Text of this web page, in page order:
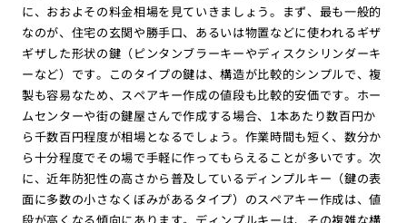
に、おおよその料金相場を見ていきましょう。まず、最も一般的
なのが、住宅の玄関や勝手口、あるいは物置などに使われるギザ
ギザした形状の鍵（ピンタンブラーキーやディスクシリンダーキ
ーなど）です。このタイプの鍵は、構造が比較的シンプルで、複
製も容易なため、スペアキー作成の値段も比較的安価です。ホー
ムセンターや街の鍵屋さんで作成する場合、1本あたり数百円か
ら千数百円程度が相場となるでしょう。作業時間も短く、数分か
ら十分程度でその場で手軽に作ってもらえることが多いです。次
に、近年防犯性の高さから普及しているディンプルキー（鍵の表
面に多数の小さなくぼみがあるタイプ）のスペアキー作成は、値